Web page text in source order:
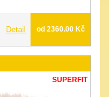
Detail od 2360.00 Kč
SUPERFIT